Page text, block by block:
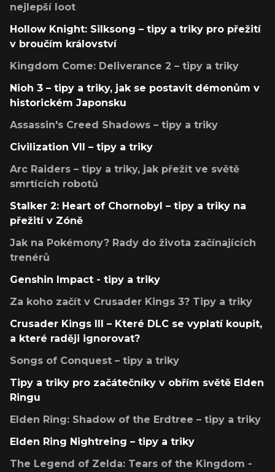
nejlepší loot
Hollow Knight: Silksong – tipy a triky pro přežití
v broučím království
Kingdom Come: Deliverance 2 – tipy a triky
Nioh 3 – tipy a triky, jak se postavit démonům v
historickém Japonsku
Assassin's Creed Shadows – tipy a triky
Civilization VII – tipy a triky
Arc Raiders – tipy a triky, jak přežít ve světě
smrtících robotů
Stalker 2: Heart of Chornobyl – tipy a triky na
přežití v Zóně
Jak na Pokémony? Rady do života začínajících
trenérů
Genshin Impact - tipy a triky
Za koho začít v Crusader Kings 3? Tipy a triky
Crusader Kings III – Které DLC se vyplatí koupit,
a které raději ignorovat?
Songs of Conquest – tipy a triky
Tipy a triky pro začátečníky v obřím světě Elden
Ringu
Elden Ring: Shadow of the Erdtree – tipy a triky
Elden Ring Nightreing – tipy a triky
The Legend of Zelda: Tears of the Kingdom -